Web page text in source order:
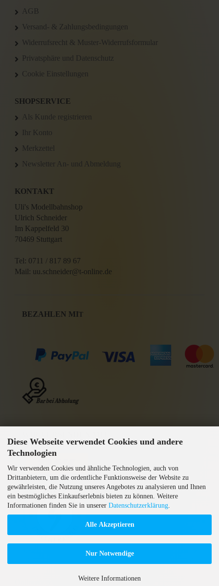
Diese Webseite verwendet Cookies und andere
Technologien
Wir verwenden Cookies und ähnliche Technologien, auch von
Drittanbietern, um die ordentliche Funktionsweise der Website zu
gewährleisten, die Nutzung unseres Angebotes zu analysieren und Ihnen
ein bestmögliches Einkaufserlebnis bieten zu können. Weitere
Informationen finden Sie in unserer Datenschutzerklärung
Alle Akzeptieren
Nur Notwendige
Weitere Informationen
AGB
Versand- & Zahlungsbedingungen
Widerrufsrecht & Muster-Widerrufsformular
Privatsphäre und Datenschutz
Cookie Einstellungen
SHOPSERVICE
Als Kunde registrieren
Ihr Konto
Merkzettel
Newsletter An- und Abmeldung
KONTAKT
Uli's Modellbahnshop
Ulrich Schneider
Im Kappelfeld 30
70469 Stuttgart
Tel: 0711 / 817 89 67
Mail: uu.schneider@t-online.de
BEZAHLEN MIT
GEPRÜFTE AGB
mit Gambio.de © 2026